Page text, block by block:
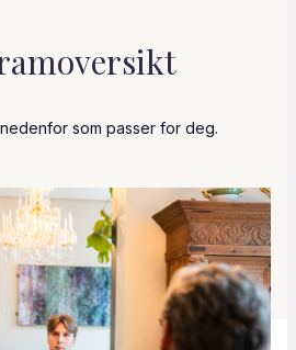
som passer for deg.